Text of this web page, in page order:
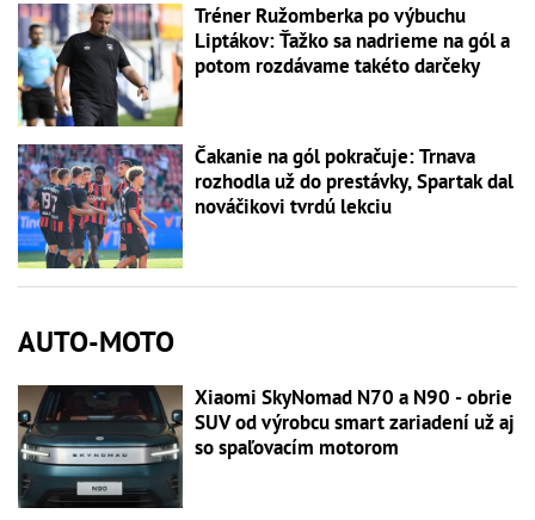
Tréner Ružomberka po výbuchu
Liptákov: Ťažko sa nadrieme na gól a
potom rozdávame takéto darčeky
Čakanie na gól pokračuje: Trnava
rozhodla už do prestávky, Spartak dal
nováčikovi tvrdú lekciu
AUTO-MOTO
Xiaomi SkyNomad N70 a N90 - obrie
SUV od výrobcu smart zariadení už aj
so spaľovacím motorom